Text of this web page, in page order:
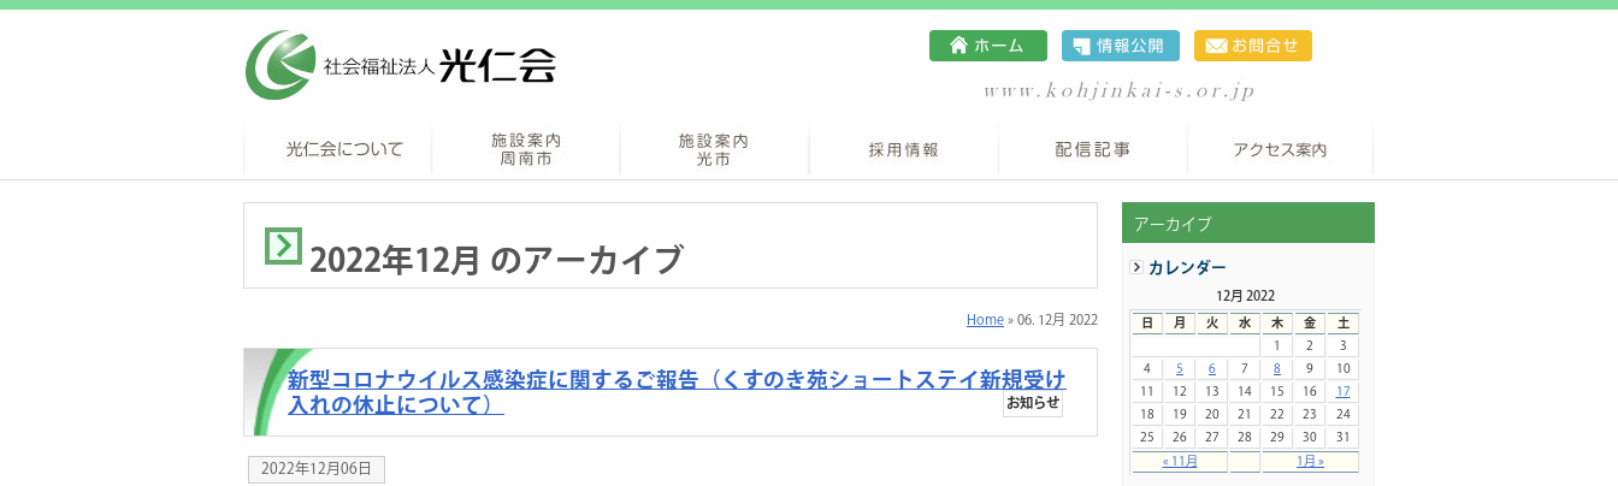
アーカイブ
カレンダー
12月 2022
日 月 火 水 木 金 土
« 11月 1月 »
1 2
3
4
5 6 7 8 9
10
11
12 13 14 15 16
17
18
19 20 21 22 23
24
25
26 27 28 29 30 31
2022年12月 のアーカイブ
Home» 06. 12月 2022
新型コロナウイルス感染症に関するご報告（くすのき苑ショートステイ新規受け
入れの休止について）
お知らせ
2022年12月06日